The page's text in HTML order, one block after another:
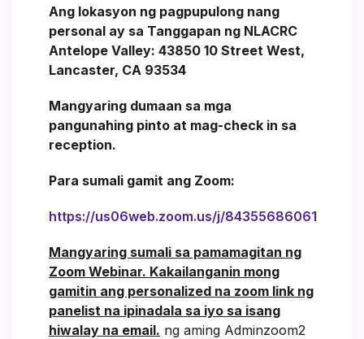
Ang lokasyon ng pagpupulong nang
personal ay sa Tanggapan ng NLACRC
Antelope Valley: 43850 10 Street West,
Lancaster, CA 93534
Mangyaring dumaan sa mga
pangunahing pinto at mag-check in sa
reception.
Para sumali gamit ang Zoom:
https://us06web.zoom.us/j/84355686061
Mangyaring sumali sa pamamagitan ng
Zoom Webinar. Kakailanganin mong
gamitin ang personalized na zoom link ng
panelist na ipinadala sa iyo sa isang
hiwalay na email. ng aming Adminzoom2